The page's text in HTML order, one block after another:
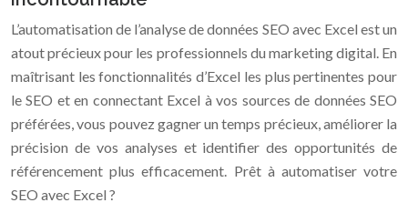
L’automatisation de l’analyse de données SEO avec Excel est un
atout précieux pour les professionnels du marketing digital. En
maîtrisant les fonctionnalités d’Excel les plus pertinentes pour
le SEO et en connectant Excel à vos sources de données SEO
préférées, vous pouvez gagner un temps précieux, améliorer la
précision de vos analyses et identifier des opportunités de
référencement plus efficacement. Prêt à automatiser votre
SEO avec Excel ?